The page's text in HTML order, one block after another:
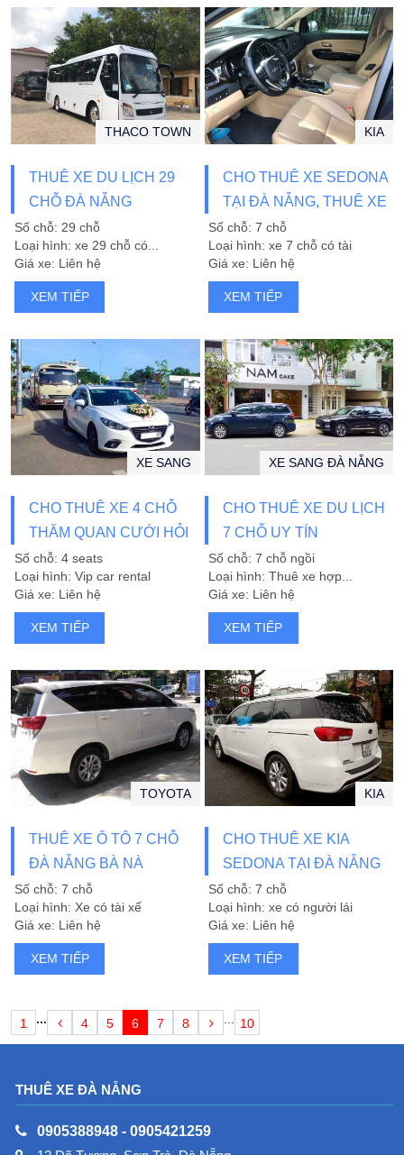
THUÊ XE DU LỊCH 29
CHỖ ĐÀ NẴNG
THACO TOWN
Số chỗ: 29 chỗ
Loại hình: xe 29 chỗ có...
Giá xe: Liên hệ
XEM TIẾP
CHO THUÊ XE SEDONA
TẠI ĐÀ NẴNG, THUÊ XE
VIP
KIA
Số chỗ: 7 chỗ
Loại hình: xe 7 chỗ có tài
Giá xe: Liên hệ
XEM TIẾP
CHO THUÊ XE 4 CHỖ
THĂM QUAN CƯỚI HỎI
XE SANG
Số chỗ: 4 seats
Loại hình: Vip car rental
Giá xe: Liên hệ
XEM TIẾP
CHO THUÊ XE DU LỊCH
7 CHỖ UY TÍN
XE SANG ĐÀ NẴNG
Số chỗ: 7 chỗ ngồi
Loại hình: Thuê xe hợp...
Giá xe: Liên hệ
XEM TIẾP
THUÊ XE Ô TÔ 7 CHỖ
ĐÀ NẴNG BÀ NÀ
TOYOTA
Số chỗ: 7 chỗ
Loại hình: Xe có tài xế
Giá xe: Liên hệ
XEM TIẾP
CHO THUÊ XE KIA
SEDONA TẠI ĐÀ NẴNG
KIA
Số chỗ: 7 chỗ
Loại hình: xe có người lái
Giá xe: Liên hệ
XEM TIẾP
1 ... 4 5 6 7 8 ... 10
THUÊ XE ĐÀ NẴNG
0905388948 - 0905421259